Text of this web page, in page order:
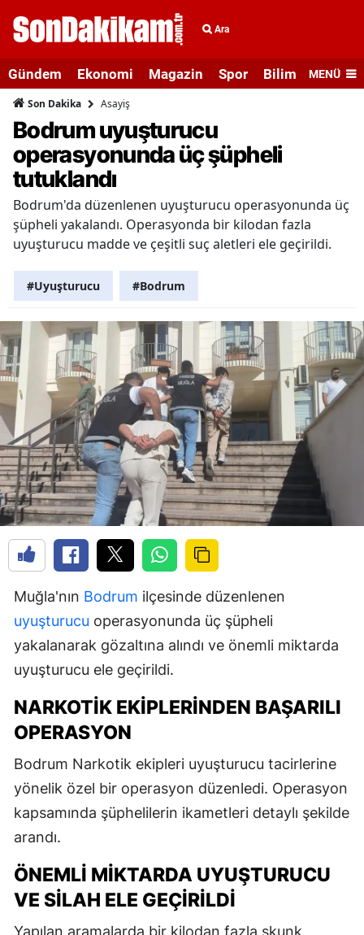
Ara
Gündem Ekonomi Magazin Spor Bilim veMENÜ
Son Dakika Asayiş
Bodrum uyuşturucu
operasyonunda üç şüpheli
tutuklandı
Bodrum'da düzenlenen uyuşturucu operasyonunda üç
şüpheli yakalandı. Operasyonda bir kilodan fazla
uyuşturucu madde ve çeşitli suç aletleri ele geçirildi.
#Uyuşturucu #Bodrum
Muğla'nın Bodrum ilçesinde düzenlenen
uyuşturucu operasyonunda üç şüpheli
yakalanarak gözaltına alındı ve önemli miktarda
uyuşturucu ele geçirildi.
NARKOTIK EKIPLERINDEN BAŞARILI
OPERASYON
Bodrum Narkotik ekipleri uyuşturucu tacirlerine
yönelik özel bir operasyon düzenledi. Operasyon
kapsamında şüphelilerin ikametleri detaylı şekilde
arandı.
ÖNEMLI MIKTARDA UYUŞTURUCU
VE SILAH ELE GEÇIRILDI
Yapılan aramalarda bir kilodan fazla skunk